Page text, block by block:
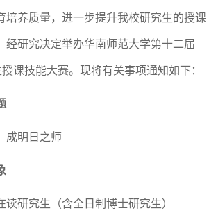
养质量， 进一步提升我校研究生的授课
经研究决定举办华南师范大学第十二届
授课技能大赛。现将有关事项通知如下：
成明日之师
读研究生（含全日制博士研究生）